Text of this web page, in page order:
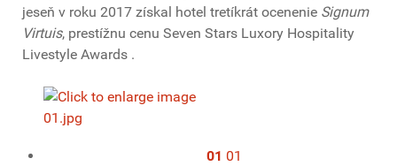
jeseň v roku 2017 získal hotel tretíkrát ocenenie Signum
Virtuis, prestížnu cenu Seven Stars Luxory Hospitality
Livestyle Awards .
01 01